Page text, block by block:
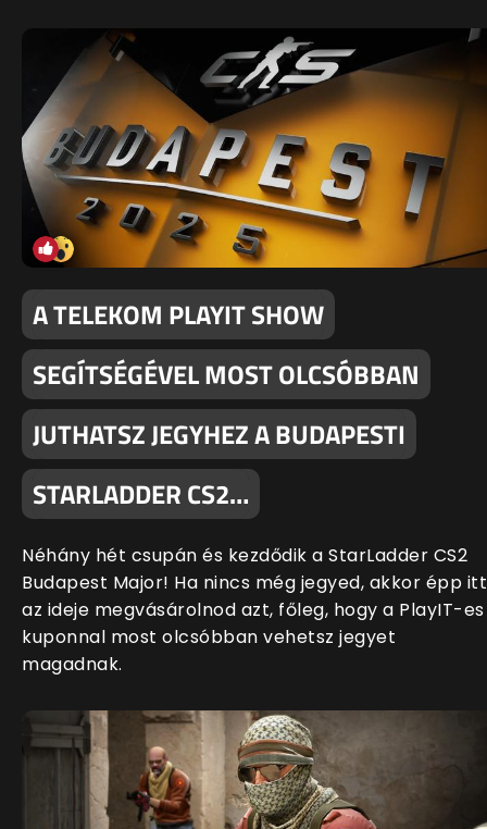
A TELEKOM PLAYIT SHOW
SEGÍTSÉGÉVEL MOST OLCSÓBBAN
JUTHATSZ JEGYHEZ A BUDAPESTI
STARLADDER CS2…
Néhány hét csupán és kezdődik a StarLadder CS2
Budapest Major! Ha nincs még jegyed, akkor épp itt
az ideje megvásárolnod azt, főleg, hogy a PlayIT-es
kuponnal most olcsóbban vehetsz jegyet
magadnak.